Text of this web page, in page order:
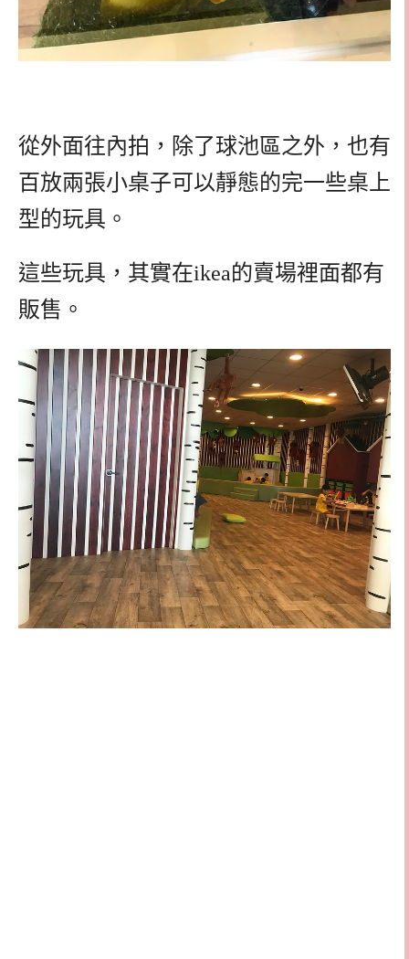
從外面往內拍，除了球池區之外，也有
百放兩張小桌子可以靜態的完一些桌上
型的玩具。
這些玩具，其實在ikea的賣場裡面都有
販售。